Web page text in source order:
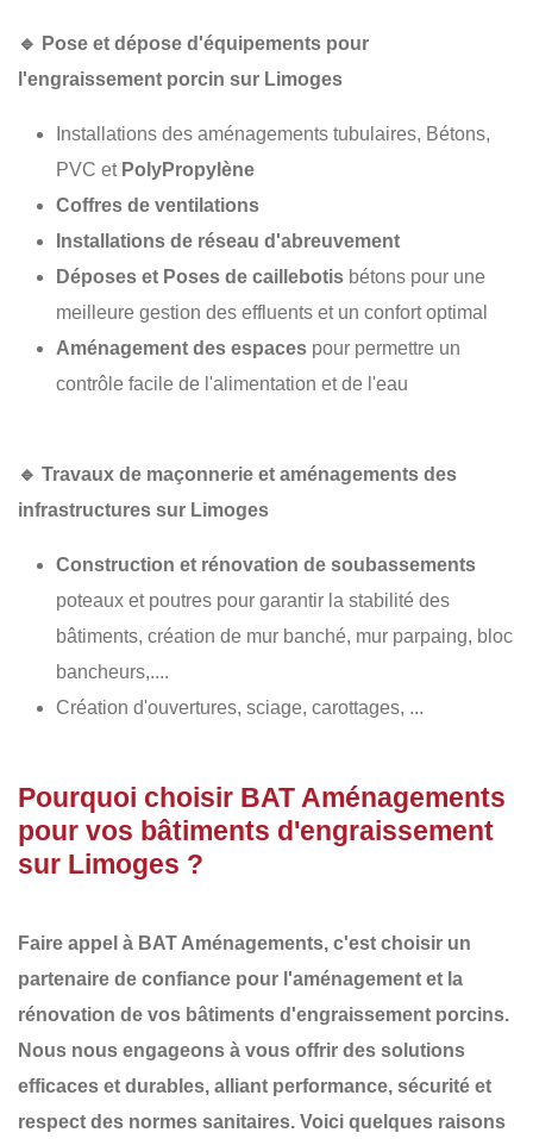
🔹 Pose et dépose d'équipements pour
l'engraissement porcin sur Limoges
Installations des aménagements tubulaires, Bétons,
PVC et PolyPropylène
Coffres de ventilations
Installations de réseau d'abreuvement
Déposes et Poses de caillebotis bétons pour une
meilleure gestion des effluents et un confort optimal
Aménagement des espaces pour permettre un
contrôle facile de l'alimentation et de l'eau
🔹 Travaux de maçonnerie et aménagements des
infrastructures sur Limoges
Construction et rénovation de soubassements
poteaux et poutres pour garantir la stabilité des
bâtiments, création de mur banché, mur parpaing, bloc
bancheurs,....
Création d'ouvertures, sciage, carottages, ...
Pourquoi choisir BAT Aménagements
pour vos bâtiments d'engraissement
sur Limoges ?
Faire appel à BAT Aménagements, c'est choisir un
partenaire de confiance pour l'aménagement et la
rénovation de vos bâtiments d'engraissement porcins.
Nous nous engageons à vous offrir des solutions
efficaces et durables, alliant performance, sécurité et
respect des normes sanitaires. Voici quelques raisons